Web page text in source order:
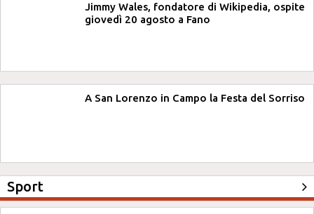
Jimmy Wales, fondatore di Wikipedia, ospite
giovedì 20 agosto a Fano
A San Lorenzo in Campo la Festa del Sorriso
Sport